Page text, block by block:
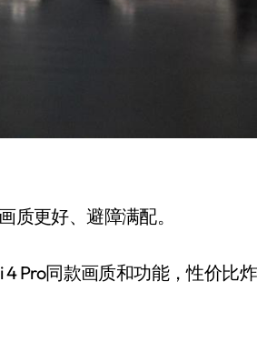
质更好、避障满配。
Pro同款画质和功能，性价比炸
是
税还是真
8 月 9, 2026